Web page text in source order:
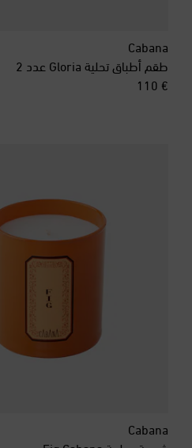
Cabana
طقم أطباق تحلية Gloria عدد 2
€ 110
original price
Cabana